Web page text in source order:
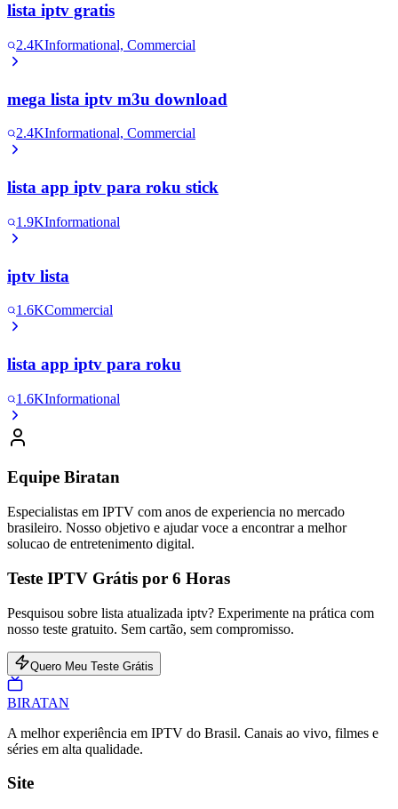
lista iptv gratis
2.4KInformational, Commercial
mega lista iptv m3u download
2.4KInformational, Commercial
lista app iptv para roku stick
1.9KInformational
iptv lista
1.6KCommercial
lista app iptv para roku
1.6KInformational
Equipe Biratan
Especialistas em IPTV com anos de experiencia no mercado
brasileiro. Nosso objetivo e ajudar voce a encontrar a melhor
solucao de entretenimento digital.
Teste IPTV Grátis por 6 Horas
Pesquisou sobre lista atualizada iptv? Experimente na prática com
nosso teste gratuito. Sem cartão, sem compromisso.
Quero Meu Teste Grátis
BIRATAN
A melhor experiência em IPTV do Brasil. Canais ao vivo, filmes e
séries em alta qualidade.
Site